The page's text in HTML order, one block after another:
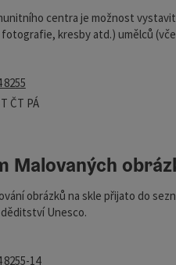
centra je možnost
fotografie, kresby atd.) umělců
8255
dobav pondělí
v úterý
Otevřeno ve středu
ČT Otevřeno ve čtvrtek
PÁOtevřeno v pátek
Malovaných
obrázků na skle přijato do
Unesco.
8255-14